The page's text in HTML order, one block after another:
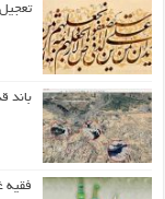
باند
فقیه